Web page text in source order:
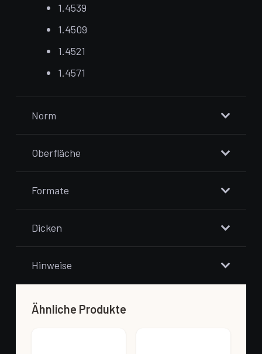
1.4539
1.4509
1.4521
1.4571
Norm
Oberfläche
Formate
Dicken
Hinweise
Ähnliche Produkte